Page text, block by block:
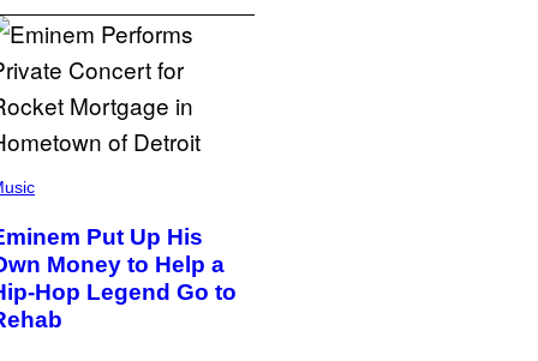
Put Up His
Money to Help a
Hop Legend Go to